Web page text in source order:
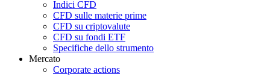
Indici CFD
CFD sulle materie prime
CFD su criptovalute
CFD su fondi ETF
Specifiche dello strumento
Mercato
Corporate actions